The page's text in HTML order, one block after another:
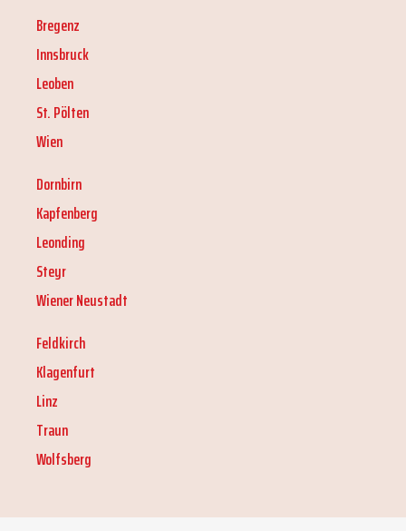
Bregenz
Innsbruck
Leoben
St. Pölten
Wien
Dornbirn
Kapfenberg
Leonding
Steyr
Wiener Neustadt
Feldkirch
Klagenfurt
Linz
Traun
Wolfsberg